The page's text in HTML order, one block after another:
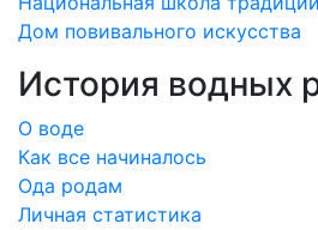
Дом повивального искусства
История водных
О воде
Как все начиналось
Ода родам
Личная статистика